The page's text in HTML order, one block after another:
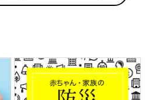
おまけに地蔵な次女だったため私
新年度役員メンバーの中に仲の良